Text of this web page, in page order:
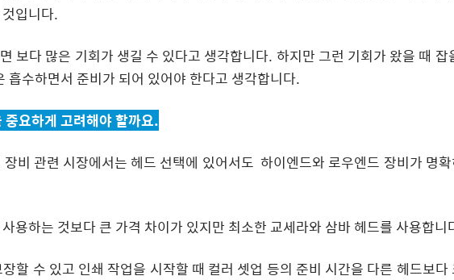
입니다.
보다 많은 기회가 생길 수 있다고 생각합니다. 하지만 그런 기회가 왔을 때 잡
수하면서 준비가 되어 있어야 한다고 생각합니다.
요하게 고려해야 할까요.
비 관련 시장에서는 헤드 선택에 있어서도 하이엔드와 로우엔드 장비가 명
용하는 것보다 큰 가격 차이가 있지만 최소한 교세라와 삼바 헤드를 사용합니
할 수 있고 인쇄 작업을 시작할 때 컬러 셋업 등의 준비 시간을 다른 헤드보다